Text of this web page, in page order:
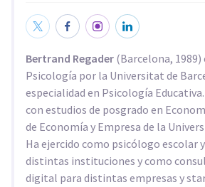
Bertrand Regader (Barcelona, 1989)
Psicología por la Universitat de
especialidad en Psicología
con estudios de posgrado en
de Economía y Empresa de la
Ha ejercido como psicólogo escolar
distintas instituciones y como
digital para distintas empresas y